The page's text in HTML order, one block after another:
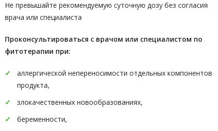
Не превышайте рекомендуемую суточную дозу без согласия
врача или специалиста
Проконсультироваться с врачом или специалистом по
фитотерапии при:
аллергической непереносимости отдельных компонентов
продукта,
злокачественных новообразованиях,
беременности,